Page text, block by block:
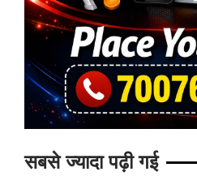
सबसे ज्यादा पढ़ी गई